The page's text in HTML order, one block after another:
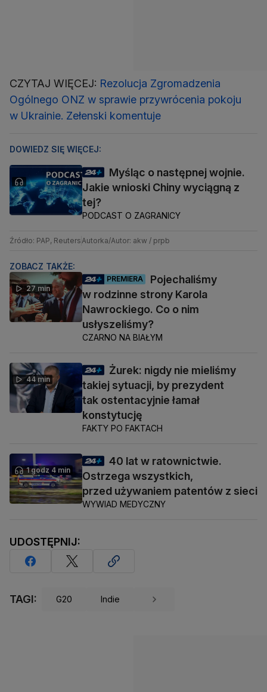
CZYTAJ WIĘCEJ: Rezolucja Zgromadzenia
Ogólnego ONZ w sprawie przywrócenia pokoju
w Ukrainie. Zełenski komentuje
DOWIEDZ SIĘ WIĘCEJ:
Myśląc o następnej wojnie.
Jakie wnioski Chiny wyciągną z
tej?
PODCAST O ZAGRANICY
Źródło: PAP, Reuters Autorka/Autor: akw / prpb
ZOBACZ TAKŻE:
27 min
PREMIERA
Pojechaliśmy
w rodzinne strony Karola
Nawrockiego. Co o nim
usłyszeliśmy?
CZARNO NA BIAŁYM
44 min
Żurek: nigdy nie mieliśmy
takiej sytuacji, by prezydent
tak ostentacyjnie łamał
konstytucję
FAKTY PO FAKTACH
1 godz 4 min
40 lat w ratownictwie.
Ostrzega wszystkich,
przed używaniem patentów z sieci
WYWIAD MEDYCZNY
UDOSTĘPNIJ:
TAGI: G20 Indie